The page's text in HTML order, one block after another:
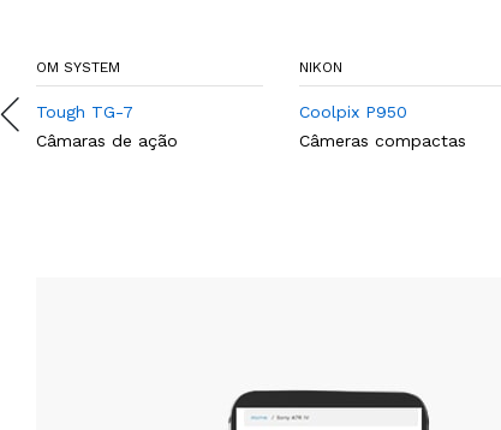
OM SYSTEM
Tough TG-7
Câmaras de ação
NIKON
Coolpix P950
Câmeras compactas